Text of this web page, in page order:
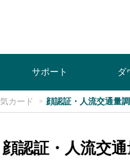
サポート ダ
カード 顔認証・人流交通量
顔認証・人流交